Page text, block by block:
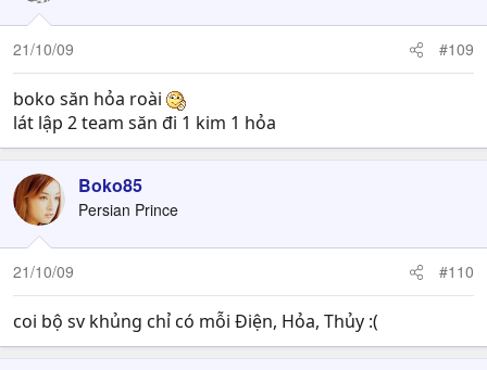
21/10/09 #109
boko săn hỏa roài
lát lập 2 team săn đi 1 kim 1 hỏa
Boko85
Persian Prince
21/10/09 #110
coi bộ sv khủng chỉ có mỗi Điện, Hỏa, Thủy :(